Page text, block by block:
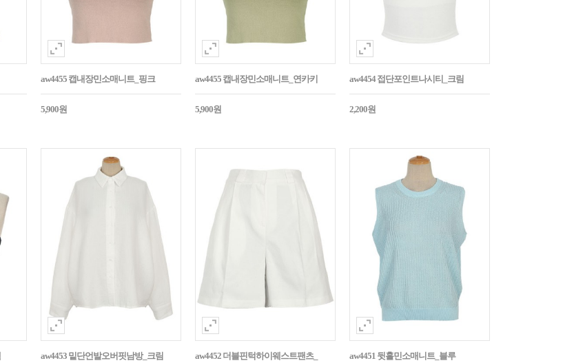
aw4455 캡내장민소매니트_핑크
5,900원
aw4455 캡내장민소매니트_연카키
5,900원
aw4454 접단포인트나시티_크림
2,200원
aw4453 밑단언발오버핏남방_크림
aw4452 더블핀턱하이웨스트팬츠_
aw4451 뒷홀민소매니트_블루